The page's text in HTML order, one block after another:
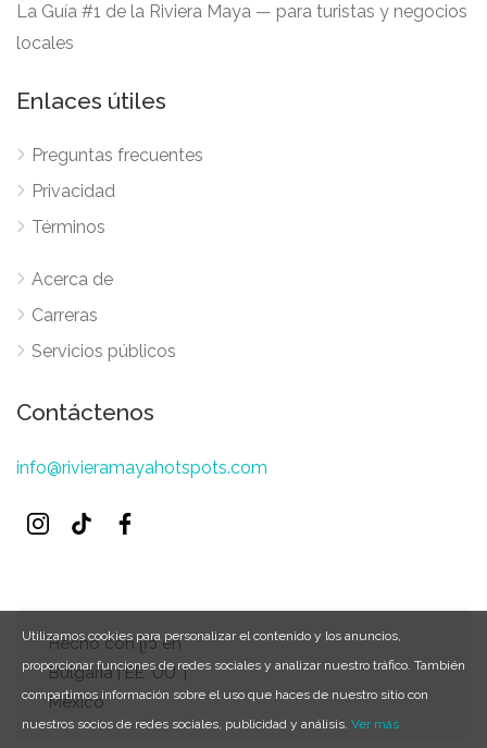
La Guía #1 de la Riviera Maya — para turistas y negocios
locales
Enlaces útiles
Preguntas frecuentes
Privacidad
Términos
Acerca de
Carreras
Servicios públicos
Contáctenos
info@rivieramayahotspots.com
Hecho con ᥫ᭡ en
Bulgaria | EE. UU. |
México
Utilizamos cookies para personalizar el contenido y los anuncios,
proporcionar funciones de redes sociales y analizar nuestro tráfico. También
compartimos información sobre el uso que haces de nuestro sitio con
nuestros socios de redes sociales, publicidad y análisis. Ver más